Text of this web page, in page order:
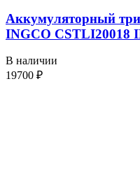
Аккумуляторный
INGCO CSTLI20018
В наличии
19700 ₽